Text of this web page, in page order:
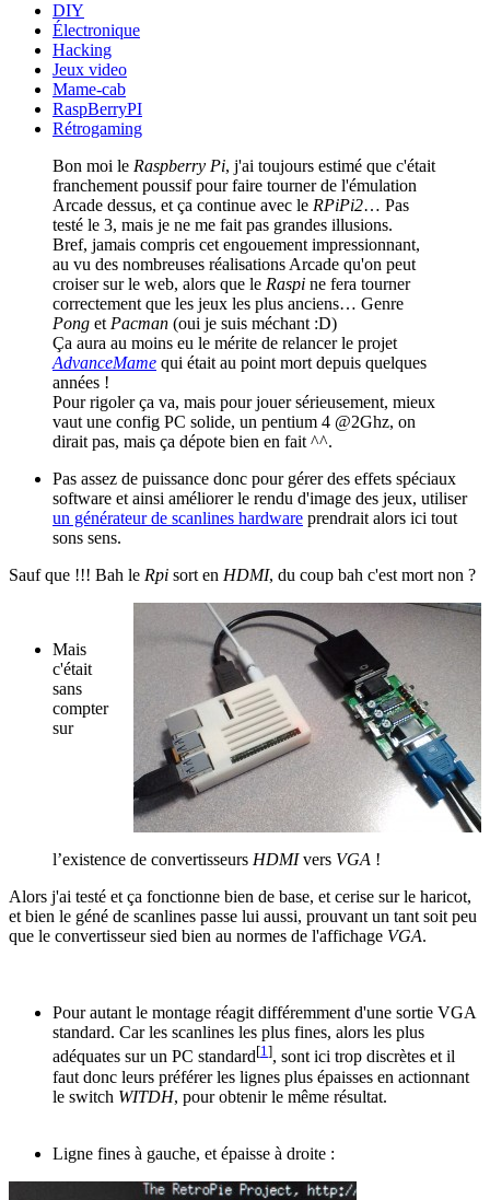
DIY
Électronique
Hacking
Jeux video
Mame-cab
RaspBerryPI
Rétrogaming
Bon moi le Raspberry Pi, j'ai toujours estimé que c'était
franchement poussif pour faire tourner de l'émulation
Arcade dessus, et ça continue avec le RPiPi2… Pas
testé le 3, mais je ne me fait pas grandes illusions.
Bref, jamais compris cet engouement impressionnant,
au vu des nombreuses réalisations Arcade qu'on peut
croiser sur le web, alors que le Raspi ne fera tourner
correctement que les jeux les plus anciens… Genre
Pong et Pacman (oui je suis méchant :D)
Ça aura au moins eu le mérite de relancer le projet
AdvanceMame qui était au point mort depuis quelques
années !
Pour rigoler ça va, mais pour jouer sérieusement, mieux
vaut une config PC solide, un pentium 4 @2Ghz, on
dirait pas, mais ça dépote bien en fait ^^.
Pas assez de puissance donc pour gérer des effets spéciaux
software et ainsi améliorer le rendu d'image des jeux, utiliser
un générateur de scanlines hardware prendrait alors ici tout
sons sens.
Sauf que !!! Bah le Rpi sort en HDMI, du coup bah c'est mort non ?
Mais
c'était
sans
compter
sur
l’existence de convertisseurs HDMIvers VGA !
Alors j'ai testé et ça fonctionne bien de base, et cerise sur le haricot,
et bien le géné de scanlines passe lui aussi, prouvant un tant soit peu
que le convertisseur sied bien au normes de l'affichage VGA.
Pour autant le montage réagit différemment d'une sortie VGA
standard. Car les scanlines les plus fines, alors les plus
adéquates sur un PC standard[1], sont ici trop discrètes et il
faut donc leurs préférer les lignes plus épaisses en actionnant
le switch WITDH, pour obtenir le même résultat.
Ligne fines à gauche, et épaisse à droite :